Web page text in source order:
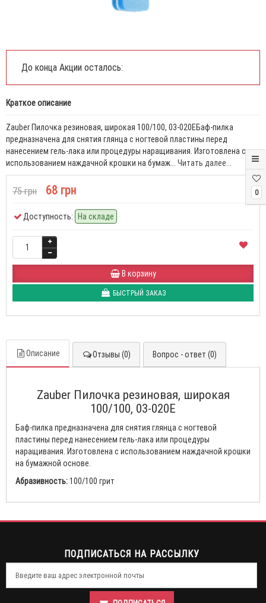
0
До конца Акции осталось:
Краткое описание
Zauber Пилочка резиновая, широкая 100/100, 03-020EБаф-пилка
предназначена для снятия глянца с ногтевой пластины перед
нанесением гель-лака или процедуры наращивания. Изготовлена с
использованием наждачной крошки на бумаж... Читать далее...
75 грн 68 грн
Доступность: На складе
В корзину
БЫСТРЫЙ ЗАКАЗ
Описание Отзывы (0) Вопрос - ответ (0)
Zauber Пилочка резиновая, широкая
100/100, 03-020E
Баф-пилка предназначена для снятия глянца с ногтевой
пластины перед нанесением гель-лака или процедуры
наращивания. Изготовлена с использованием наждачной крошки
на бумажной основе.
Абразивность:100/100 грит
ПОДПИСАТЬСЯ НА РАССЫЛКУ